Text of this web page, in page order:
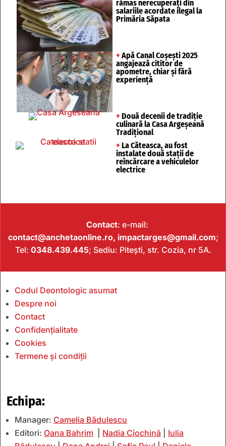
rămas nerecuperați din
salariile acordate ilegal la
Primăria Săpata
+ Apă Canal Coșești 2025
angajează cititor de
apometre, chiar și fără
experiență
+ Două decenii de tradiție
culinară la Casa Argeșeană
Tradițional
+ La Căteasca, au fost
instalate două stații de
reîncărcare a vehiculelor
electrice
Contact: e-mail:
contact@anchetaonline.ro, impactarges@gmail.com;
Tel: 0348.439.445; Sediu: Pitești, str. Cozia, nr 5A.
Codul Deontologic asumat
Despre noi
Contact
Confidențialitate
Cookies
Termene și condiții
Echipa:
Manager: Camelia Bădulescu
Editori: Oana Bahrim Nadia Ciochină
Iulia